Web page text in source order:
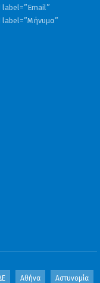
label=”Μήνυμα”
Αθήνα Αστυνομία